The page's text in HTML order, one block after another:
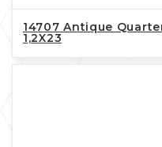
14707 Antique
1,2X23